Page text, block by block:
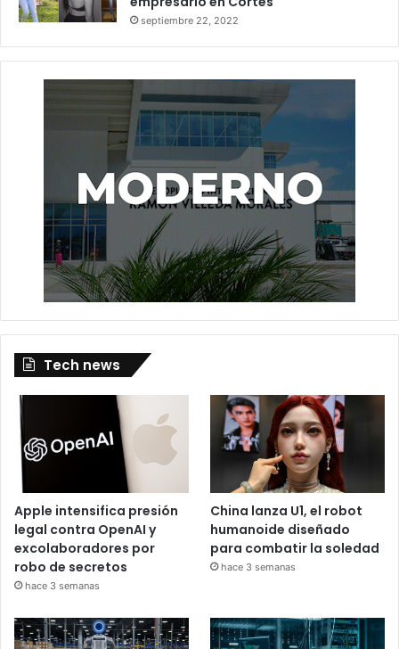
septiembre 22, 2022
Tech news
Apple intensifica presión
legal contra OpenAI y
excolaboradores por
robo de secretos
hace 3 semanas
China lanza U1, el robot
humanoide diseñado
para combatir la soledad
hace 3 semanas